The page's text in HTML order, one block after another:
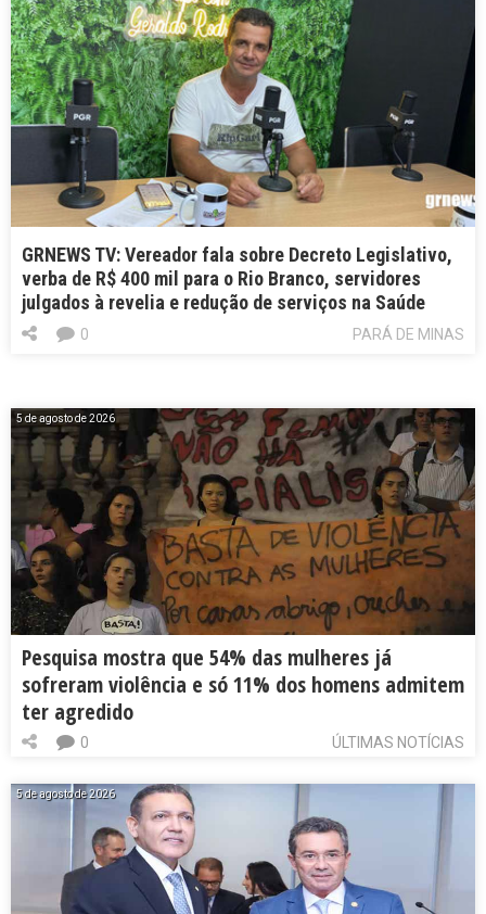
GRNEWS TV: Vereador fala sobre Decreto Legislativo,
verba de R$ 400 mil para o Rio Branco, servidores
julgados à revelia e redução de serviços na Saúde
PARÁ DE MINAS
0
5 de agosto de 2026
Pesquisa mostra que 54% das mulheres já
sofreram violência e só 11% dos homens admitem
ter agredido
ÚLTIMAS NOTÍCIAS
0
5 de agosto de 2026